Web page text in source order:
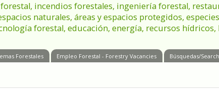
incendios forestales, ingeniería forestal,
naturales, áreas y espacios protegidos,
forestal, educación, energía, recursos
Forestales Empleo Forestal - Forestry Vacancies Búsquedas/Search